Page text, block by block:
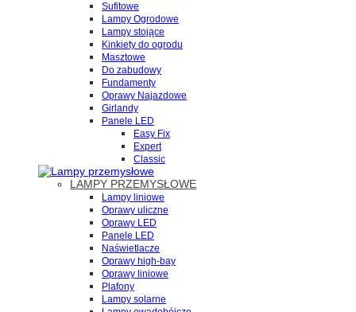
Sufitowe
Lampy Ogrodowe
Lampy stojące
Kinkiety do ogrodu
Masztowe
Do zabudowy
Fundamenty
Oprawy Najazdowe
Girlandy
Panele LED
Easy Fix
Expert
Classic
LAMPY PRZEMYSŁOWE
Lampy liniowe
Oprawy uliczne
Oprawy LED
Panele LED
Naświetlacze
Oprawy high-bay
Oprawy liniowe
Plafony
Lampy solarne